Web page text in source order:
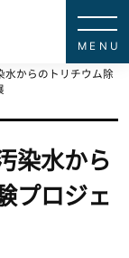
水からのトリチウム除
染水から
プロジェ